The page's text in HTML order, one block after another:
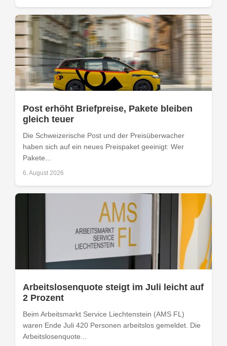
Post erhöht Briefpreise, Pakete bleiben
gleich teuer
Die Schweizerische Post und der Preisüberwacher
haben sich auf ein neues Preispaket geeinigt: Wer
Pakete...
6. August 2026
Arbeitslosenquote steigt im Juli leicht auf
2 Prozent
Beim Arbeitsmarkt Service Liechtenstein (AMS FL)
waren Ende Juli 420 Personen arbeitslos gemeldet. Die
Arbeitslosenquote...